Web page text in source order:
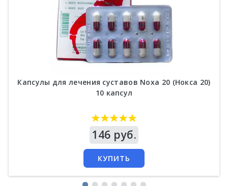
Капсулы для лечения суставов Noxa 20 (Нокса 20)
10 капсул
146 руб.
КУПИТЬ